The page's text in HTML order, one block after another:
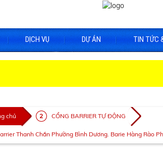
DỊCH VỤ DỰ ÁN TIN TỨC
chủ CỔNG BARRIER TỰ ĐỘNG
Thanh Chắn Phường Bình Dương. Barie Hàng Rào